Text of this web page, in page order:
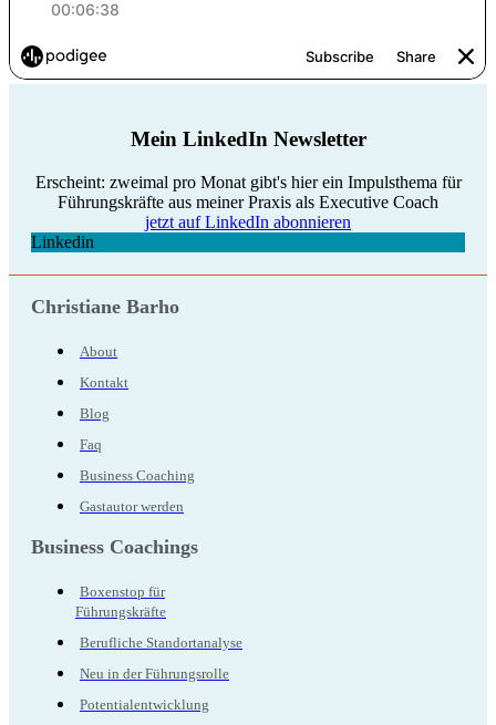
Mein LinkedIn Newsletter
Erscheint: zweimal pro Monat gibt's hier ein Impulsthema für
Führungskräfte aus meiner Praxis als Executive Coach
jetzt auf LinkedIn abonnieren
Linkedin
Christiane Barho
About
Kontakt
Blog
Faq
Business Coaching
Gastautor werden
Business Coachings
Boxenstop für
Führungskräfte
Berufliche Standortanalyse
Neu in der Führungsrolle
Potentialentwicklung